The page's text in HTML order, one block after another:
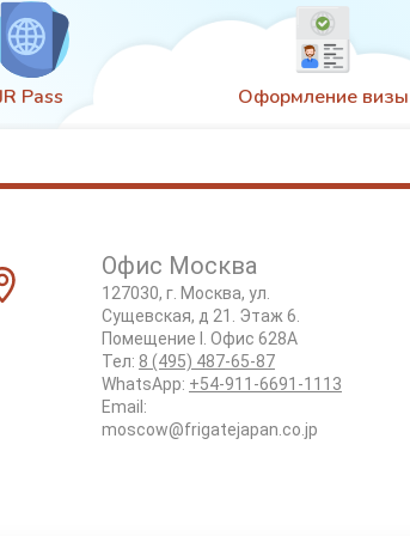
Pass Оформление визы
Офис Москва
127030, г. Москва, ул.
Сущевская, д 21. Этаж 6.
Помещение I. Офис 628А
Тел: 8 (495) 487-65-87
WhatsApp: +54-911-6691-1113
Email:
moscow@frigatejapan.co.jp